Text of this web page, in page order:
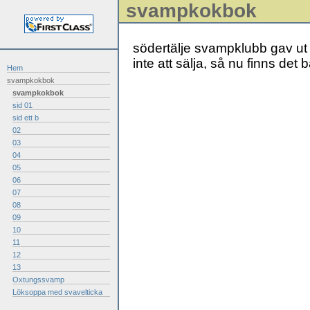
Hem
svampkokbok
svampkokbok
sid 01
sid ett b
02
03
04
05
06
07
08
09
10
11
12
13
Oxtungssvamp
Löksoppa med svavelticka
svampkokbok
södertälje svampklubb gav
inte att sälja, så nu finns det